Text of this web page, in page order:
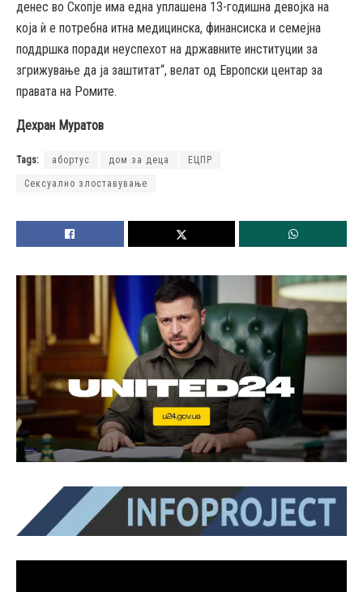
денес во Скопје има една уплашена 13-годишна девојка на
која ѝ е потребна итна медицинска, финансиска и семејна
поддршка поради неуспехот на државните институции за
згрижување да ја заштитат“, велат од Европски центар за
правата на Ромите.
Дехран Муратов
Tags: абортус дом за деца ЕЦПР
Сексуално злоставување